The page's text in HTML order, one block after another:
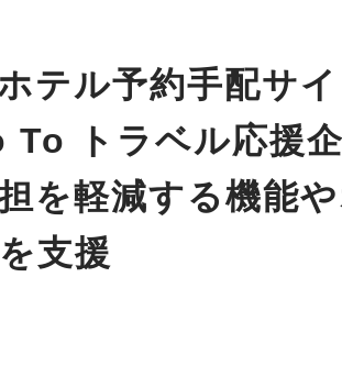
テル予約手配サ
To トラベル応援
を軽減する機能
支援